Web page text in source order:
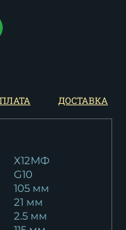
ДОСТАВКА
Х12МФ
G10
105 мм
21 мм
2.5 мм